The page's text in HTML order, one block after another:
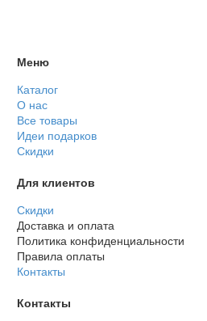
Меню
Каталог
О нас
Все товары
Идеи подарков
Скидки
Для клиентов
Скидки
Доставка и оплата
Политика конфиденциальности
Правила оплаты
Контакты
Контакты